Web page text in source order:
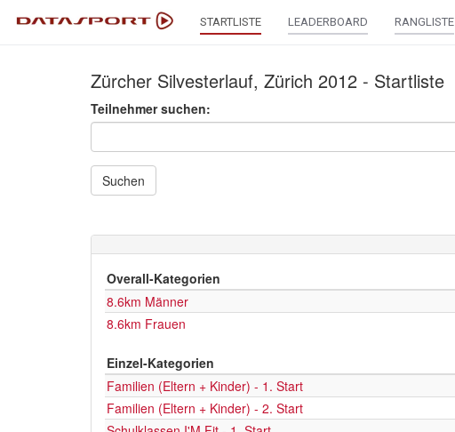
STARTLISTE LEADERBOARD RANGLISTE
Zürcher Silvesterlauf, Zürich 2012 - Startliste
Teilnehmer suchen:
Suchen
Overall-Kategorien
8.6km Männer
8.6km Frauen
Einzel-Kategorien
Familien (Eltern + Kinder) - 1. Start
Familien (Eltern + Kinder) - 2. Start